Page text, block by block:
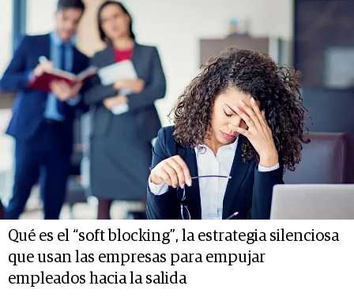
Qué es el “soft blocking”, la estrategia silenciosa
que usan las empresas para empujar
empleados hacia la salida